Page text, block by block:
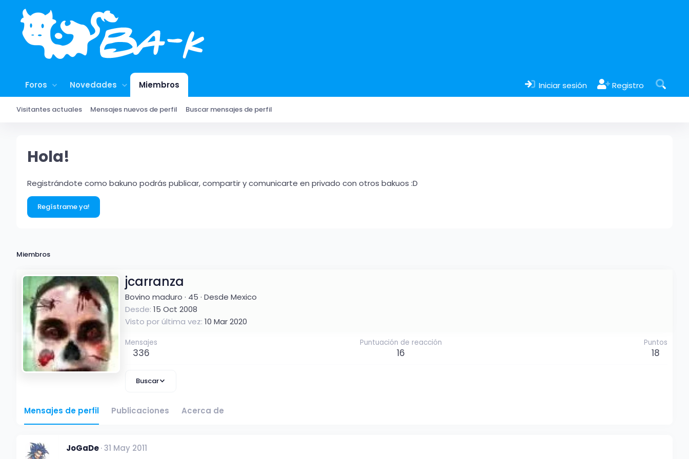
Foros Novedades Miembros Iniciar sesión Registro
Visitantes actuales Mensajes nuevos de perfil Buscar mensajes de perfil
Hola!
Registrándote como bakuno podrás publicar, compartir y comunicarte en privado con otros bakuos :D
Regístrame ya!
Miembros
jcarranza
Bovino maduro · 45 · Desde Mexico
Desde 15 Oct 2008
Visto por última vez 10 Mar 2020
Mensajes
336
Puntuación de reacción
16
Puntos
18
Buscar
Mensajes de perfil Publicaciones Acerca de
JoGaDe 31 May 2011